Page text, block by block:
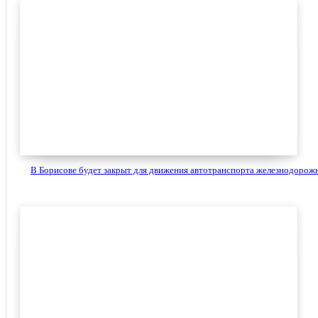
В Борисове будет закрыт для движения автотранспорта